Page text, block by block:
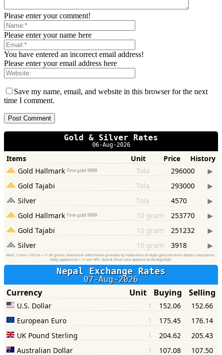
Please enter your comment!
Please enter your name here
You have entered an incorrect email address!
Please enter your email address here
Save my name, email, and website in this browser for the next
time I comment.